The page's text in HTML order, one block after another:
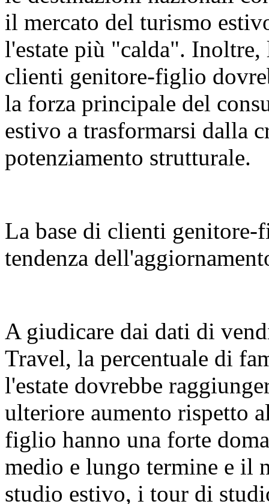
il mercato del turismo
l'estate più "calda". Inoltre,
clienti genitore-figlio
la forza principale del
estivo a trasformarsi dalla
potenziamento strutturale.
La base di clienti
tendenza
A giudicare dai dati di
Travel, la percentuale di
l'estate dovrebbe
ulteriore aumento rispetto
figlio hanno una forte
medio e lungo termine e il
studio estivo, i tour di